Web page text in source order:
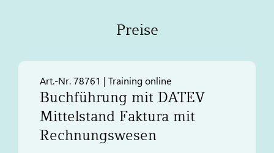
Preise
Art.-Nr. 78761 | Training online
Buchführung mit DATEV
Mittelstand Faktura mit
Rechnungswesen